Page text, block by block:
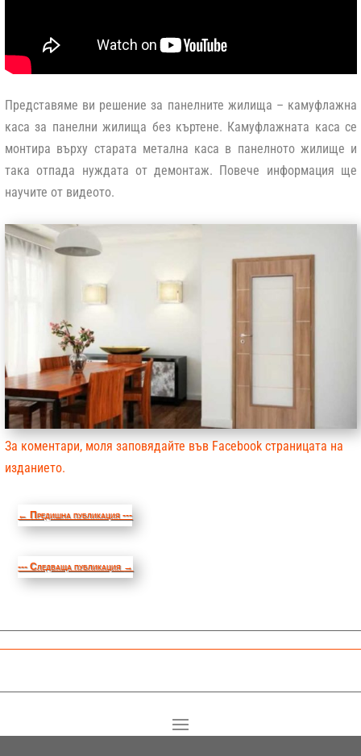
Представяме ви решение за панелните жилища – камуфлажна
каса за панелни жилища без къртене. Камуфлажната каса се
монтира върху старата метална каса в панелното жилище и
така отпада нуждата от демонтаж. Повече информация ще
научите от видеото.
За коментари, моля заповядайте във Facebook страницата на
изданието.
← Предишна публикация ---
--- Следваща публикация →